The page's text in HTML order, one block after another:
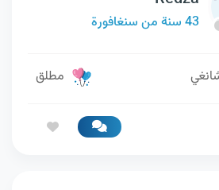
43 سنة من سنغافورة
مطلق